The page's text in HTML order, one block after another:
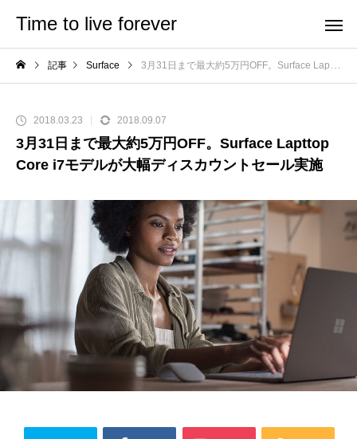
Time to live forever
記事 Surface 3月31日まで最大約5万円OFF。Surface Lapttop Core i7モデルが大幅ディスカウントセール実施
2018.03.23 2018.09.07
3月31日まで最大約5万円OFF。Surface Lapttop
Core i7モデルが大幅ディスカウントセール実施